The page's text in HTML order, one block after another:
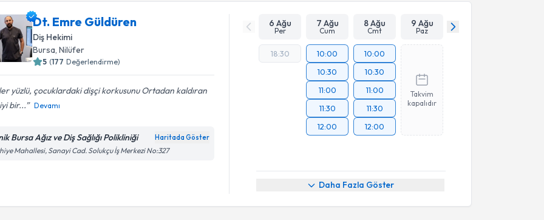
Dt. Emre Güldüren
Diş Hekimi
Bursa,Nilüfer
5 (177 Değerlendirme)
yüzlü, çocuklardaki dişçi korkusunu Ortadan kaldıran
bir...
Devamı
Bursa Ağız ve Diş Sağlığı Polikliniği Haritada Göster
Mahallesi, Sanayi Cad. Solukçu İş Merkezi No:327
6 Ağu
Per
7 Ağu
Cum
8 Ağu
Cmt
9 Ağu
Paz
18:30
10:00
10:30
11:00
11:30
12:00
10:00
10:30
11:00
11:30
12:00
Takvim
kapalıdır
Daha Fazla Göster